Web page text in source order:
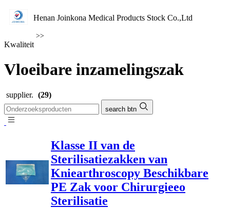
Henan Joinkona Medical Products Stock Co.,Ltd
>>
Kwaliteit
Vloeibare inzamelingszak
supplier. (29)
search btn
Klasse II van de
Sterilisatiezakken van
Kniearthroscopy Beschikbare
PE Zak voor Chirurgieeo
Sterilisatie